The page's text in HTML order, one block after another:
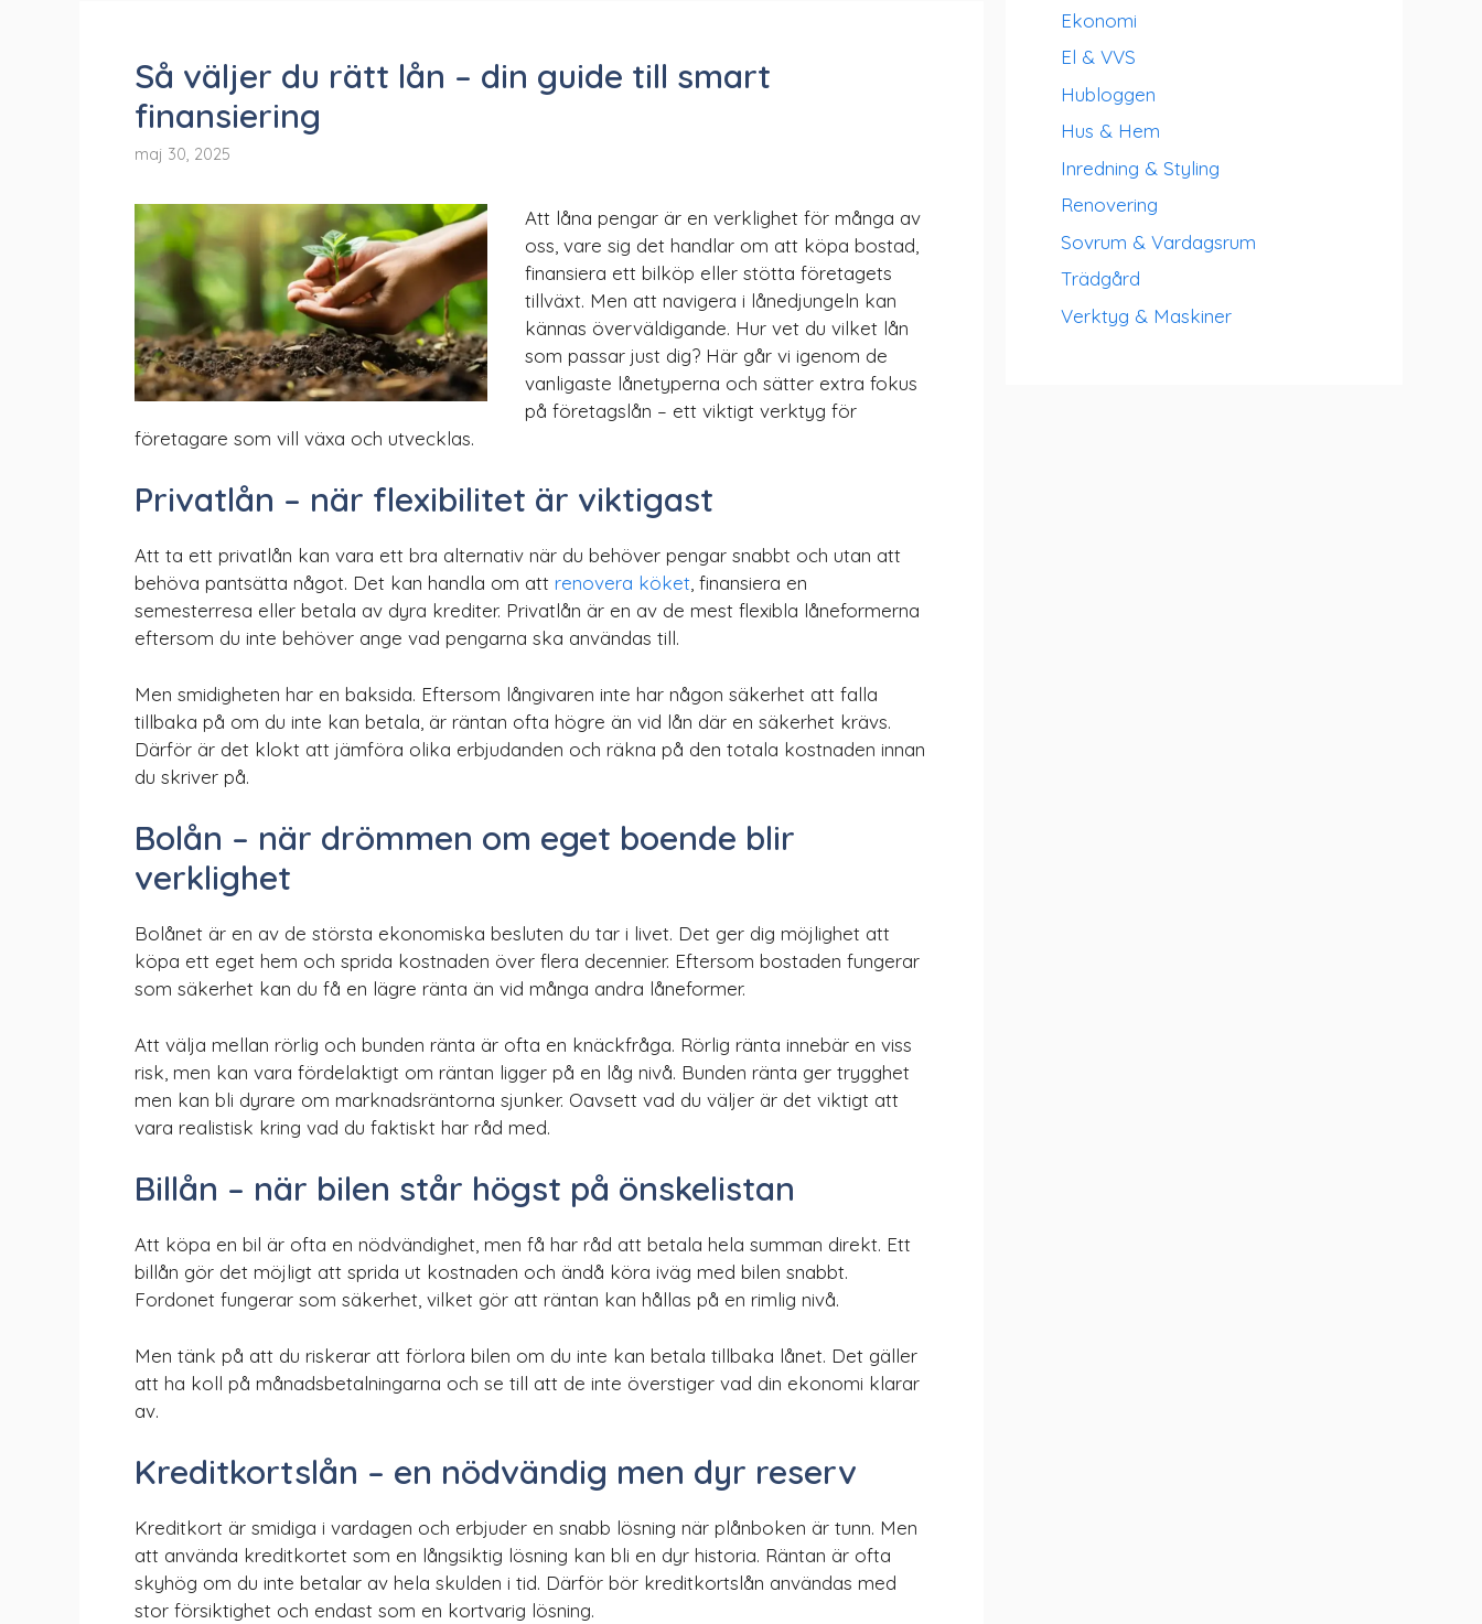
Så väljer du rätt lån – din guide till smart
finansiering
maj 30, 2025
Att låna pengar är en verklighet för många av
oss, vare sig det handlar om att köpa bostad,
finansiera ett bilköp eller stötta företagets
tillväxt. Men att navigera i lånedjungeln kan
kännas överväldigande. Hur vet du vilket lån
som passar just dig? Här går vi igenom de
vanligaste lånetyperna och sätter extra fokus
på företagslån – ett viktigt verktyg för
företagare som vill växa och utvecklas.
Privatlån – när flexibilitet är viktigast
Att ta ett privatlån kan vara ett bra alternativ när du behöver pengar snabbt och utan att
behöva pantsätta något. Det kan handla om att renovera köket, finansiera en
semesterresa eller betala av dyra krediter. Privatlån är en av de mest flexibla låneformerna
eftersom du inte behöver ange vad pengarna ska användas till.
Men smidigheten har en baksida. Eftersom långivaren inte har någon säkerhet att falla
tillbaka på om du inte kan betala, är räntan ofta högre än vid lån där en säkerhet krävs.
Därför är det klokt att jämföra olika erbjudanden och räkna på den totala kostnaden innan
du skriver på.
Bolån – när drömmen om eget boende blir
verklighet
Bolånet är en av de största ekonomiska besluten du tar i livet. Det ger dig möjlighet att
köpa ett eget hem och sprida kostnaden över flera decennier. Eftersom bostaden fungerar
som säkerhet kan du få en lägre ränta än vid många andra låneformer.
Att välja mellan rörlig och bunden ränta är ofta en knäckfråga. Rörlig ränta innebär en viss
risk, men kan vara fördelaktigt om räntan ligger på en låg nivå. Bunden ränta ger trygghet
men kan bli dyrare om marknadsräntorna sjunker. Oavsett vad du väljer är det viktigt att
vara realistisk kring vad du faktiskt har råd med.
Billån – när bilen står högst på önskelistan
Att köpa en bil är ofta en nödvändighet, men få har råd att betala hela summan direkt. Ett
billån gör det möjligt att sprida ut kostnaden och ändå köra iväg med bilen snabbt.
Fordonet fungerar som säkerhet, vilket gör att räntan kan hållas på en rimlig nivå.
Men tänk på att du riskerar att förlora bilen om du inte kan betala tillbaka lånet. Det gäller
att ha koll på månadsbetalningarna och se till att de inte överstiger vad din ekonomi klarar
av.
Kreditkortslån – en nödvändig men dyr reserv
Kreditkort är smidiga i vardagen och erbjuder en snabb lösning när plånboken är tunn. Men
att använda kreditkortet som en långsiktig lösning kan bli en dyr historia. Räntan är ofta
skyhög om du inte betalar av hela skulden i tid. Därför bör kreditkortslån användas med
stor försiktighet och endast som en kortvarig lösning.
Ekonomi
El & VVS
Hubloggen
Hus & Hem
Inredning & Styling
Renovering
Sovrum & Vardagsrum
Trädgård
Verktyg & Maskiner